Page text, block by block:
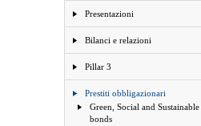
Presentazioni
Bilanci e relazioni
Pillar 3
Prestiti obbligazionari
Green, Social and Sustainable
bonds